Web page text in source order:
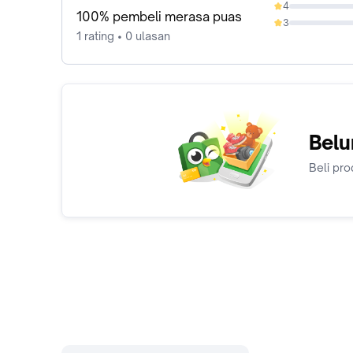
100% pembeli merasa puas
1 rating • 0 ulasan
4
0%
3
0%
Beli